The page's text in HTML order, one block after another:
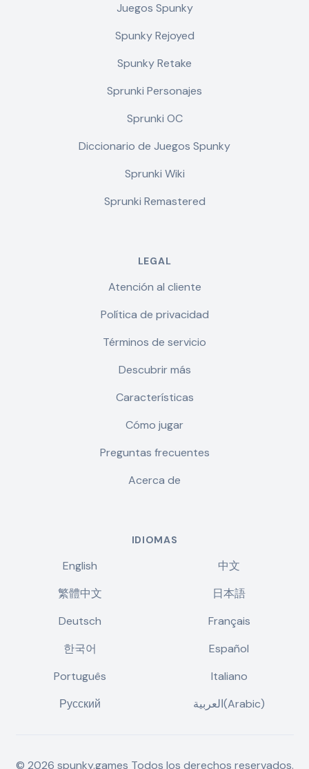
Juegos Spunky
Spunky Rejoyed
Spunky Retake
Sprunki Personajes
Sprunki OC
Diccionario de Juegos Spunky
Sprunki Wiki
Sprunki Remastered
LEGAL
Atención al cliente
Política de privacidad
Términos de servicio
Descubrir más
Características
Cómo jugar
Preguntas frecuentes
Acerca de
IDIOMAS
English
中文
繁體中文
日本語
Deutsch
Français
한국어
Español
Português
Italiano
Русский
العربية(Arabic)
© 2026 spunky.games Todos los derechos reservados.